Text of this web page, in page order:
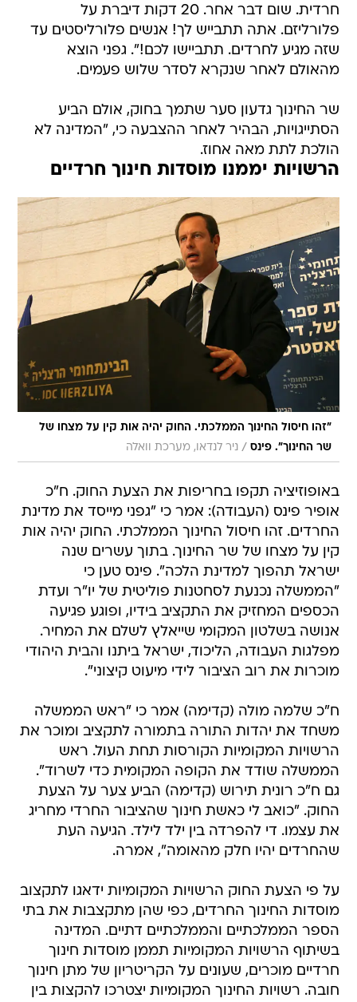
שזה מגיע לחרדים. תתביישו לכם!". גפני הוצא
מהאולם לאחר שנקרא לסדר שלוש פעמים.
שר החינוך גדעון סער שתמך בחוק, אולם הביע
הולכת לתת מאה אחוז.
הרשויות יממנו מוסדות חינוך חרדיים
"זהו חיסול החינוך הממלכתי. החוק יהיה אות קין על מצחו של
שר החינוך". פינס
באופוזיציה תקפו בחריפות את הצעת החוק. ח"כ
החרדים. זהו חיסול החינוך הממלכתי. החוק יהיה אות
קין על מצחו של שר החינוך. בתוך עשרים שנה
ישראל תהפוך למדינת הלכה". פינס טען כי
"הממשלה נכנעת לסחטנות פוליטית של יו"ר ועדת
הכספים המחזיק את התקציב בידיו, ופוגע פגיעה
אנושה בשלטון המקומי שייאלץ לשלם את המחיר.
מפלגות העבודה, הליכוד, ישראל ביתנו והבית היהודי
מוכרות את רוב הציבור לידי מיעוט קיצוני".
ח"כ שלמה מולה (קדימה) אמר כי "ראש הממשלה
הרשויות המקומיות הקורסות תחת העול. ראש
הממשלה שודד את הקופה המקומית כדי לשרוד".
גם ח"כ רונית תירוש (קדימה) הביע צער על הצעת
החוק. "כואב לי כאשת חינוך שהציבור החרדי מחריג
את עצמו. די להפרדה בין ילד לילד. הגיעה העת
שהחרדים יהיו חלק מהאומה", אמרה.
על פי הצעת החוק הרשויות המקומיות ידאגו לתקצוב
הספר הממלכתיים והממלכתיים דתיים. המדינה
בשיתוף הרשויות המקומיות תממן מוסדות חינוך
חרדיים מוכרים, שעונים על הקריטריון של מתן חינוך
חובה. רשויות החינוך המקומיות יצטרכו להקצות בין
היתר מבני חינוך ותשלומי חשמל ומים, על פי הנוהל
המוסדר עם מוסדות החינוך הממלכתיים